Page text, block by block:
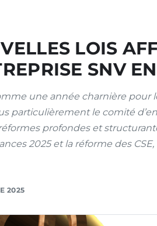
LOIS
SNV
une année charnière pour
particulièrement le comité
profondes et
2025 et la réforme des
2025